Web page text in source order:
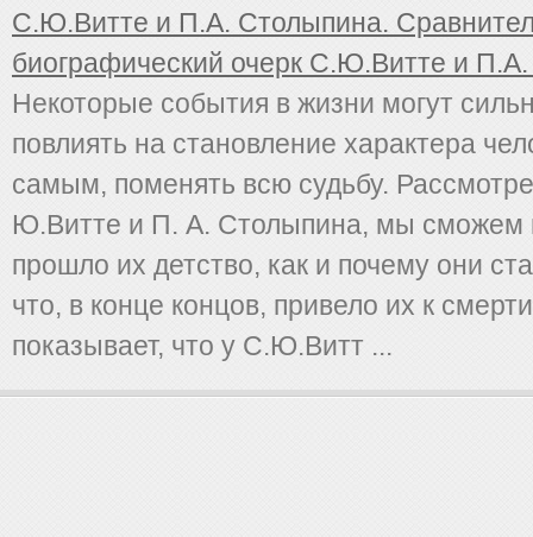
С.Ю.Витте и П.А. Столыпина.
биографический очерк С.Ю.Витте и
Некоторые события в жизни могут
повлиять на становление характера
самым, поменять всю судьбу.
Ю.Витте и П. А. Столыпина, мы сможем
прошло их детство, как и почему они
что, в конце концов, привело их к
показывает, что у С.Ю.Витт ...